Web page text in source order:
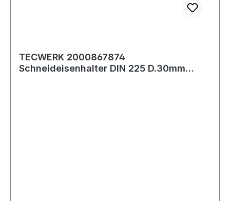
TECWERK 2000867874
Schneideisenhalter DIN 225 D.30mm